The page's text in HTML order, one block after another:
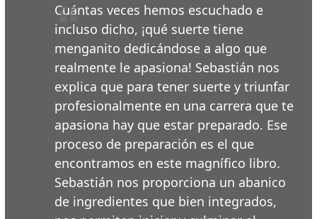
Cuántas veces hemos escuchado e
incluso dicho, ¡qué suerte tiene
menganito dedicándose a algo que
realmente le apasiona! Sebastián nos
explica que para tener suerte y triunfar
profesionalmente en una carrera que te
apasiona hay que estar preparado. Ese
proceso de preparación es el que
encontramos en este magnífico libro.
Sebastián nos proporciona un abanico
de ingredientes que bien integrados,